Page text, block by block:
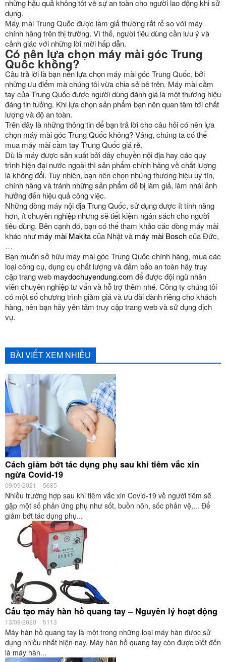
những hậu quả không tốt về sự an toàn cho người lao động khi sử
dụng.
Máy mài Trung Quốc được làm giả thường rất rẻ so với máy
chính hãng trên thị trường. Vì thế, người tiêu dùng cần lưu ý và
cảnh giác với những lời mời hấp dẫn.
Có nên lựa chọn máy mài góc Trung
Quốc không?
Câu trả lời là bạn nên lựa chọn máy mài góc Trung Quốc, bởi
những ưu điểm mà chúng tôi vừa chia sẻ bê trên. Máy mài cầm
tay của Trung Quốc được người dùng đánh giá là một thương hiệu
đáng tin tưởng. Khi lựa chọn sản phẩm bạn nên quan tâm tới chất
lượng và độ an toàn.
Trên đây là những thông tin để bạn trả lời cho câu hỏi có nên lựa
chọn máy mài góc Trung Quốc không? Vâng, chúng ta có thể
mua máy mài cầm tay Trung Quốc giá rẻ.
Dù là máy được sản xuất bởi dây chuyền nội địa hay các quy
trình hiện đại nước ngoài thì sản phẩm chính hãng về chất lượng
là không đổi. Tuy nhiên, bạn nên chọn những thương hiệu uy tín,
chính hãng và tránh những sản phẩm dễ bị làm giả, làm nhái ảnh
hưởng đến hiệu quả công việc.
Những dòng máy nội địa Trung Quốc, sử dụng được ít tính năng
hơn, ít chuyên nghiệp nhưng sẽ tiết kiệm ngân sách cho người
tiêu dùng. Bên cạnh đó, bạn có thể tham khảo các dòng máy mài
khác như máy mài Makitacủa Nhật và máy mài Boschcủa Đức,
…
Bạn muốn sở hữu máy mài góc Trung Quốc chính hãng, mua các
loại công cụ, dụng cụ chất lượng và đảm bảo an toàn hãy truy
cập trang web maydochuyendung.com để được đội ngũ nhân
viên chuyên nghiệp tư vấn và hỗ trợ thêm nhé. Công ty chúng tôi
có một số chương trình giảm giá và ưu đãi dành riêng cho khách
hàng, nên bạn hãy yên tâm truy cập trang web và sử dụng dịch
vụ.
BÀI VIẾT XEM NHIỀU
Cách giảm bớt tác dụng phụ sau khi tiêm vắc xin
ngừa Covid-19
09/09/2021 5685
Nhiều trường hợp sau khi tiêm vắc xin Covid-19 về người tiêm sẽ
gặp một số phản ứng phụ như sốt, buồn nôn, sốc phản vệ,... Để
giảm bớt tác dụng phụ...
Cấu tạo máy hàn hồ quang tay – Nguyên lý hoạt động
13/08/2020 5113
Máy hàn hồ quang tay là một trong những loại máy hàn được sử
dụng nhiều nhất hiện nay. Máy hàn hồ quang tay còn được biết đến
là máy hàn...